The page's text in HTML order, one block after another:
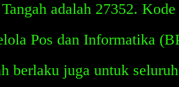
adalah 27352.
Pos dan Informatika
berlaku juga untuk